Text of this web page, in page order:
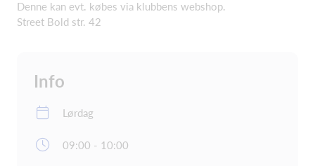
Denne kan evt. købes via klubbens webshop.
Street Bold str. 42
Info
Lørdag
09:00 - 10:00